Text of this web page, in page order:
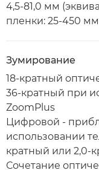
4,5-81,0 мм
пленки: 25-450
Зумирование
18-кратный
36-кратный при
ZoomPlus
Цифровой -
использовании
кратный или 2,0-
Сочетание